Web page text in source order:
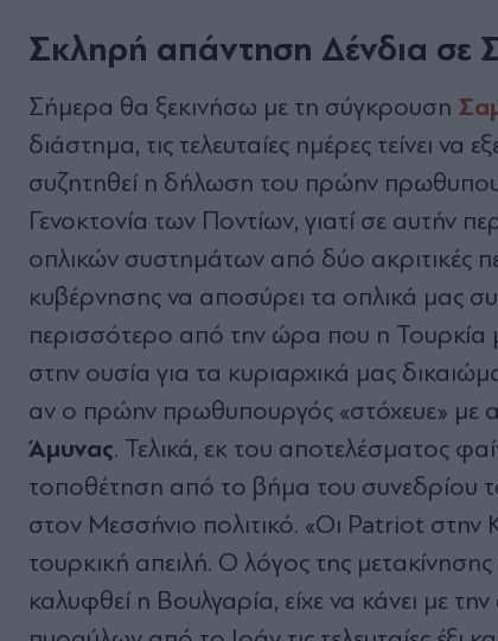
Σκληρή απάντηση Δένδια σε
Σήμερα θα ξεκινήσω με τη σύγκρουση
διάστημα, τις τελευταίες ημέρες τείνει να
συζητηθεί η δήλωση του πρώην
Γενοκτονία των Ποντίων, γιατί σε αυτήν
οπλικών συστημάτων από δύο ακριτικές
κυβέρνησης να αποσύρει τα οπλικά μας
περισσότερο από την ώρα που η Τουρκία
στην ουσία για τα κυριαρχικά μας
αν ο πρώην πρωθυπουργός «στόχευε»
Άμυνας. Τελικά, εκ του αποτελέσματος
τοποθέτηση από το βήμα του συνεδρίου
στον Μεσσήνιο πολιτικό. «Οι Patriot
τουρκική απειλή. Ο λόγος της
καλυφθεί η Βουλγαρία, είχε να κάνει με